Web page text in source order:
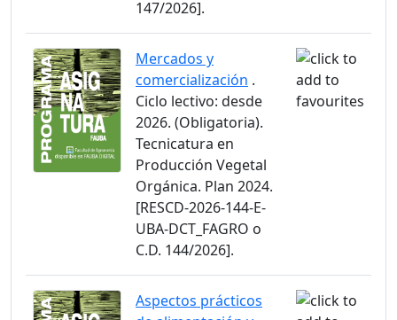
147/2026].
Mercados y
comercialización .
Ciclo lectivo: desde
2026. (Obligatoria).
Tecnicatura en
Producción Vegetal
Orgánica. Plan 2024.
[RESCD-2026-144-E-
UBA-DCT_FAGRO o
C.D. 144/2026].
Aspectos prácticos